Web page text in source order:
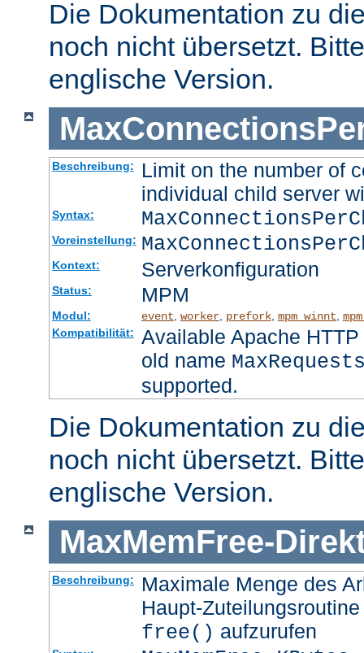
Die Dokumentation zu
noch nicht übersetzt.
englische Version.
Beschreibung:
Limit on the number of
individual child server
Syntax:
Voreinstellung:
Kontext: Serverkonfiguration
Status: MPM
Modul: event worker, prefork, mpm_winnt
Kompatibilität:
Available Apache
old name
supported.
Die Dokumentation zu
noch nicht übersetzt.
englische Version.
MaxMemFree-
Beschreibung:
Maximale Menge des
Haupt-
free() aufzurufen